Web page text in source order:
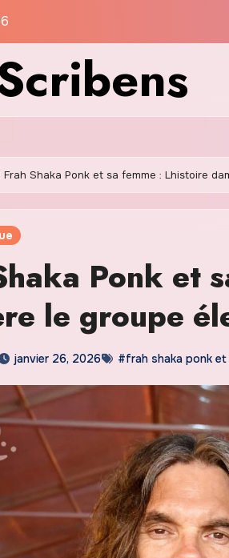
Frah Shaka Ponk et sa femme : Lhistoire
Ponk et
le groupe
janvier 26, 2026 #frah shaka ponk et